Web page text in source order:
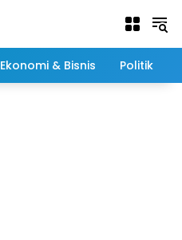
Ekonomi & Bisnis Politik